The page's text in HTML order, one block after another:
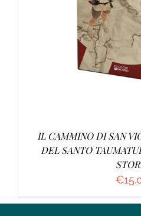
AGGIUNGI AL
IL CAMMINO DI SAN
DEL SANTO
€